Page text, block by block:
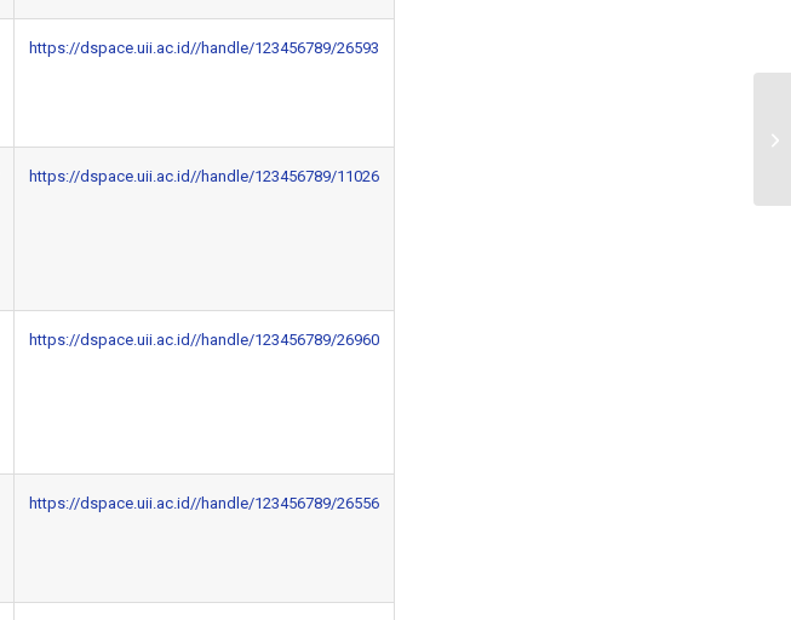
https://dspace.uii.ac.id//handle/123456789/26593
https://dspace.uii.ac.id//handle/123456789/11026
https://dspace.uii.ac.id//handle/123456789/26960
https://dspace.uii.ac.id//handle/123456789/26556